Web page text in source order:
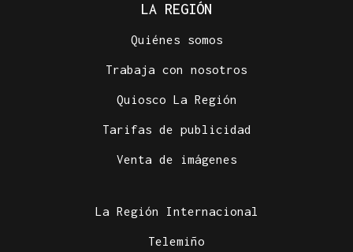
LA REGIÓN
Quiénes somos
Trabaja con nosotros
Quiosco La Región
Tarifas de publicidad
Venta de imágenes
La Región Internacional
Telemiño